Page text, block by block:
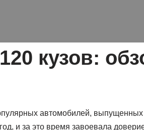
кузов:
автомобилей,
и за это время завоевала